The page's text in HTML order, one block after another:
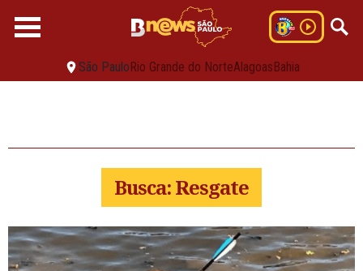
São PauloRio Grande do NorteAlagoasBahia
Busca: Resgate